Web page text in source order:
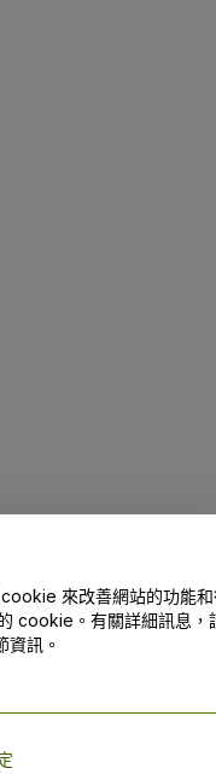
來改善網站的功能
cookie。有關詳細訊息，
資訊。